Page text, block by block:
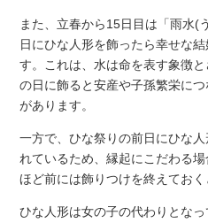
また、立春から15日目は「雨水(
日にひな人形を飾ったら幸せな
す。これは、水は命を表す象徴
の日に飾ると安産や子孫繁栄に
があります。
一方で、ひな祭りの前日にひな
れているため、縁起にこだわる
ほど前には飾りつけを終えておく
ひな人形は女の子の代わりとな